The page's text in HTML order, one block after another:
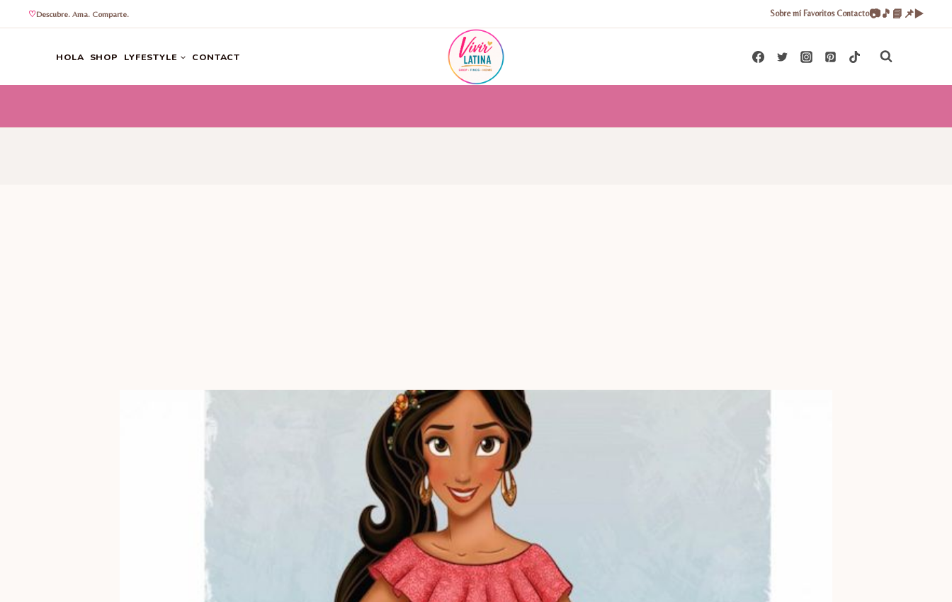
Descubre. Ama. Comparte. Sobre mí Favoritos Contacto📷🎵 📘 📌▶️
HOLA SHOP LYFESTYLE CONTACT